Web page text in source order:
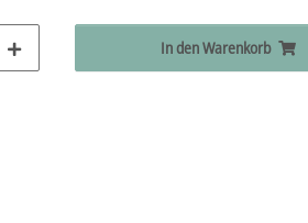
In den Warenkorb